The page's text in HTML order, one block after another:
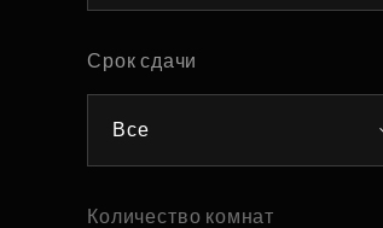
Срок сдачи
Все
Количество комнат